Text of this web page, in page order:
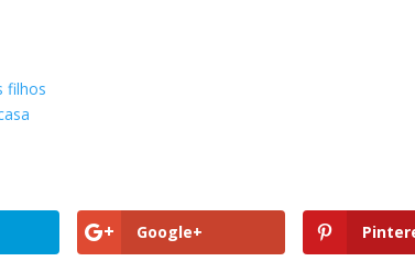
filhos
Google+